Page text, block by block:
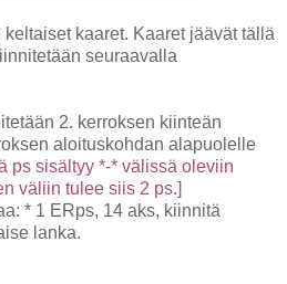
kaaret. Kaaret jäävät tällä
seuraavalla
2. kerroksen kiinteän
aloituskohdan alapuolelle
ps sisältyy *-* välissä oleviin
väliin tulee siis 2 ps.]
* 1 ERps, 14 aks, kiinnitä
lanka.